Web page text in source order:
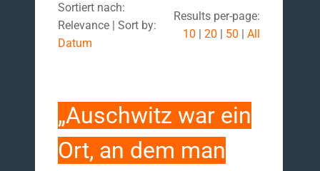
Sortiert nach:
Relevance | Sort by:
Datum
Results per-page:
10 | 20 | 50 | All
„Auschwitz war ein
Ort, an dem man